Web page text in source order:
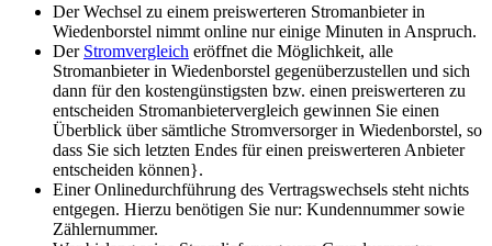
Der Wechsel zu einem preiswerteren Stromanbieter in
Wiedenborstel nimmt online nur einige Minuten in Anspruch.
Der Stromvergleich eröffnet die Möglichkeit, alle
Stromanbieter in Wiedenborstel gegenüberzustellen und sich
dann für den kostengünstigsten bzw. einen preiswerteren zu
entscheiden Stromanbietervergleich gewinnen Sie einen
Überblick über sämtliche Stromversorger in Wiedenborstel, so
dass Sie sich letzten Endes für einen preiswerteren Anbieter
entscheiden können}.
Einer Onlinedurchführung des Vertragswechsels steht nichts
entgegen. Hierzu benötigen Sie nur: Kundennummer sowie
Zählernummer.